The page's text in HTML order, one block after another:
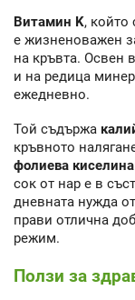
Витамин K,
е жизненоважен
на кръвта. Освен
и на редица
ежедневно.
Той съдържа
кръвното
фолиева
сок от нар е в
дневната нужда
прави отлична
режим.
Ползи за